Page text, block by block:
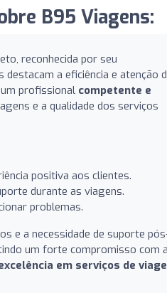
B95 Viagens:
reconhecida por seu
destacam a eficiência e atenção
profissional competente e
e a qualidade dos serviços
positiva aos clientes.
durante as viagens.
problemas.
e a necessidade de suporte
um forte compromisso com a
em serviços de